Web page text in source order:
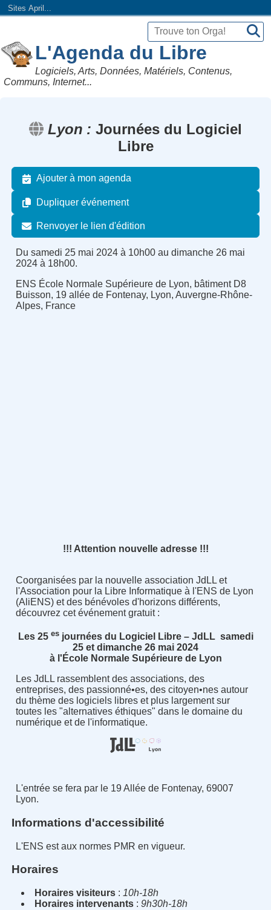
Sites April...
L'Agenda du Libre
Logiciels, Arts, Données, Matériels, Contenus,
Communs, Internet...
Lyon
Journées du Logiciel
Libre
Ajouter à mon agenda
Dupliquer événement
Renvoyer le lien d'édition
Du samedi 25 mai 2024 à 10h00 au dimanche 26 mai
2024 à 18h00.
ENS École Normale Supérieure de Lyon, bâtiment D8
Buisson, 19 allée de Fontenay, Lyon, Auvergne-Rhône-
Alpes, France
!!! Attention nouvelle adresse !!!
Coorganisées par la nouvelle association JdLL et
l'Association pour la Libre Informatique à l'ENS de Lyon
(AliENS) et des bénévoles d'horizons différents,
découvrez cet événement gratuit :
Les 25 esjournées du Logiciel Libre – JdLL samedi
25 et dimanche 26 mai 2024
à l'École Normale Supérieure de Lyon
Les JdLL rassemblent des associations, des
entreprises, des passionné•es, des citoyen•nes autour
du thème des logiciels libres et plus largement sur
toutes les "alternatives éthiques" dans le domaine du
numérique et de l'informatique.
L'entrée se fera par le 19 Allée de Fontenay, 69007
Lyon.
Informations d'accessibilité
L'ENS est aux normes PMR en vigueur.
Horaires
Horaires visiteurs : 10h-18h
Horaires intervenants :9h30h-18h